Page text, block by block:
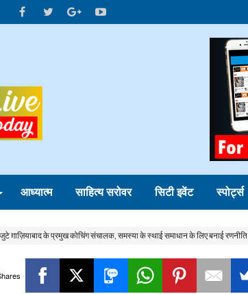
आध्यात्म साहित्य सरोवर सिटी इवेंट स्पोर्ट्स
जुटे ग़ाज़ियाबाद के प्रमुख कोचिंग संचालक, समस्या के स्थाई समाधान के लिए बनाई रणनीति